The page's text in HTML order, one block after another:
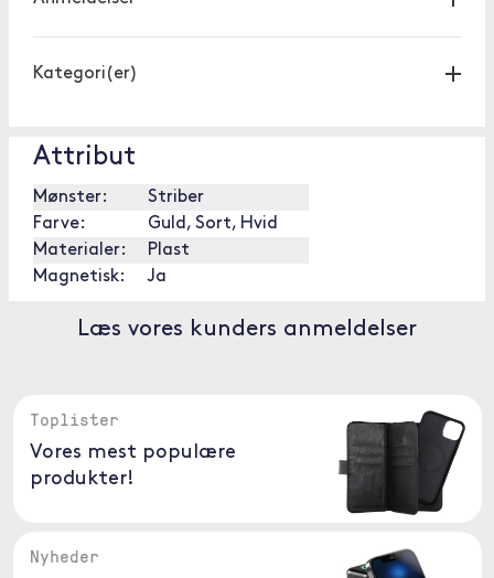
Kategori(er)
Attribut
Mønster:
Striber
Farve:
Guld, Sort, Hvid
Materialer:
Plast
Magnetisk:
Ja
Læs vores kunders anmeldelser
Toplister
Vores mest populære
produkter!
Nyheder